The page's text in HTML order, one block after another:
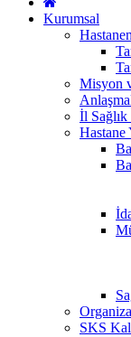
Kurumsal
Misyon
İl
Hastane
SKS